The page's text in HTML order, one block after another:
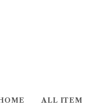
ALL ITEM